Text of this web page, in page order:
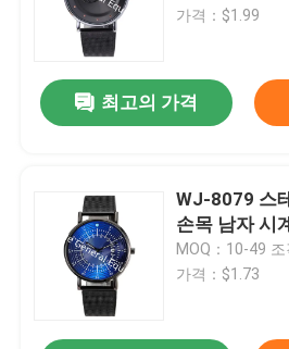
가격：$1.99
최고의 가격
WJ-8079 스
손목 남자 시계
MOQ：10-49 조
가격：$1.73